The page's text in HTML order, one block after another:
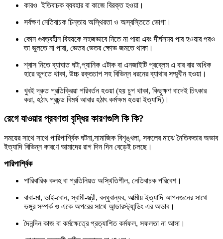
কারও ইতিবাচক ব্যবহার বা কাজে বিরক্ত হওয়া।
সর্বক্ষণ নেতিবাচক চিন্তায় অস্থিরতা ও অস্বস্তিতে ভোগা।
কোন গুরত্বহীন বিষয়কে সহজভাবে নিতে না পারা এবং দীর্ঘসময় পার হওয়ার পরও
তা ভুলতে না পারা, ভেতর ভেতর ক্ষোভ জমতে থাকা।
শ্বাস নিতে ব্যাঘাত ঘটা,প্যানিক এটাক বা এনজাইটি প্রব্লেম এ বার বার অধিক
হারে ভুগতে থাকা, উচ্চ রক্তচাপ সহ বিভিন্ন ধরনের ব্যাথার সম্মুখীন হওয়া।
খুবই দ্রুত প্রতিক্রিয়া পরিবর্তন হওয়া (হয় চুপ থাকা, কিছুক্ষণ বাদেই চিৎকার
করা, হঠাৎ প্রচন্ড বিমর্ষ আবার হঠাৎ কর্মক্ষম হওয়া ইত্যাদি)।
রেগে যাওয়ার প্রবণতা বৃদ্ধির কারণগুলি কি কি?
সময়ের সাথে সাথে পারিপার্শ্বিক ঘটনা,সামাজিক বিশৃঙ্খলা, সকলের মাঝে নৈতিকতার অভাব
ইত্যাদি বিভিন্ন কারণে আমাদের রাগ দিন দিন বেড়েই চলছে।
পারিপার্শ্বিক
পারিবারিক কলহ বা প্রতিনিয়ত অস্থিতিশীল, নেতিবাচক পরিবেশ।
বাবা-মা, ভাই-বোন, স্বামী-স্ত্রী, বন্ধুবান্ধব, আত্মীয় ইত্যাদি আপনজনের সাথে
ভঙ্গুর সম্পর্ক ও একে অপরের সাথে আন্ডারস্ট্যান্ডিং এর অভাব।
দৈনন্দিন কাজ বা কর্মক্ষেত্রে প্রত্যাশিত কর্মফল, সফলতা না আসা।